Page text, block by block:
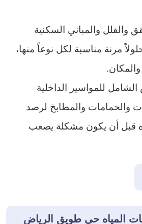
والفلل والمباني السكنية
مرنة مناسبة لكل نوعاً منها،
والمكان.
للمواسير الداخلية
والحمامات والمطابخ لرصد
قبل أن يكون مشكلة يصعب
المياه حي طويق الرياض